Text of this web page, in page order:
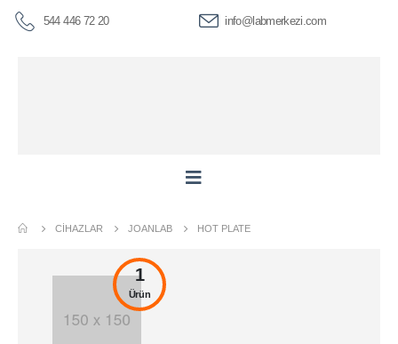
544 446 72 20 info@labmerkezi.com
CIHAZLAR JOANLAB HOT PLATE
1
Ürün